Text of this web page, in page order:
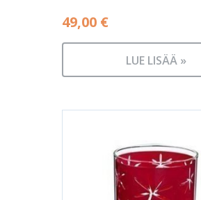
49,00 €
LUE LISÄÄ »